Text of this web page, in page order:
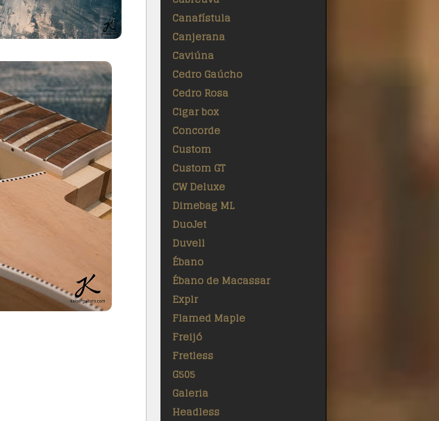
Canafístula
Canjerana
Caviúna
Cedro Gaúcho
Cedro Rosa
Cigar box
Concorde
Custom
Custom GT
CW Deluxe
Dimebag ML
DuoJet
Duvell
Ébano
Ébano de Macassar
Explr
Flamed Maple
Freijó
Fretless
G505
Galeria
Headless